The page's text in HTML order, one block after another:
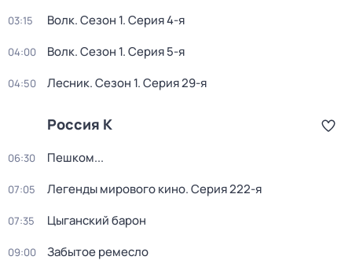
03:15 Волк. Сезон 1. Серия 4-я
04:00 Волк. Сезон 1. Серия 5-я
04:50 Лесник. Сезон 1. Серия 29-я
Россия К
06:30 Пешком...
07:05 Легенды мирового кино. Серия 222-я
07:35 Цыганский барон
09:00 Забытое ремесло